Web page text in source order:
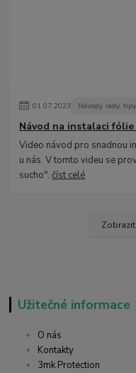
01.07.2023 Návody, rady, tipy
Návod na instalaci fólie
Video návod pro snadnou
u nás. V tomto videu se
sucho".číst celé
Užitečné informace
O nás
Kontakty
3mk Protection